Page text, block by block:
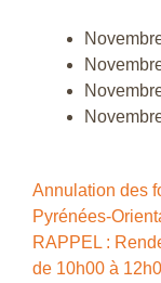
Annulation des
Pyrénées-
RAPPEL :
de 10h00 à